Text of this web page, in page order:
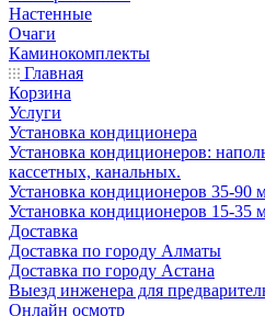
Настенные
Очаги
Каминокомплекты
Главная
Корзина
Услуги
Установка кондиционера
Установка кондиционеров:
кассетных, канальных.
Установка кондиционеров 35-90
Установка кондиционеров 15-35
Доставка
Доставка по городу Алматы
Доставка по городу Астана
Выезд инженера для
Онлайн осмотр